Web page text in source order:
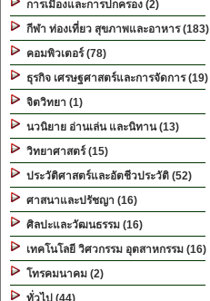
การเมืองและการปกครอง (2)
กีฬา ท่องเที่ยว สุขภาพและอาหาร (183)
คอมพิวเตอร์ (78)
ธุรกิจ เศรษฐศาสตร์และการจัดการ (19)
จิตวิทยา (1)
นวนิยาย อ่านเล่น และนิทาน (13)
วิทยาศาสตร์ (15)
ประวัติศาสตร์และอัตชีวประวัติ (52)
ศาสนาและปรัชญา (16)
ศิลปะและวัฒนธรรม (16)
เทคโนโลยี วิศวกรรม อุตสาหกรรม (16)
โทรคมนาคม (2)
ทั่วไป (44)